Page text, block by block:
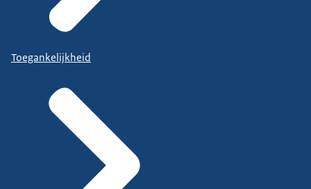
Toegankelijkheid